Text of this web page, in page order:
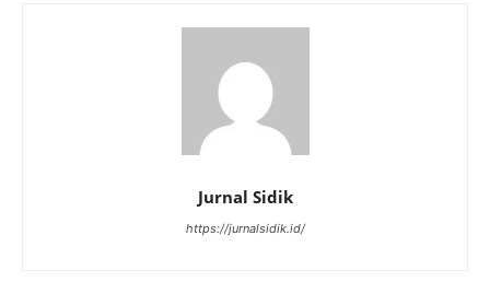
Jurnal Sidik
https://jurnalsidik.id/